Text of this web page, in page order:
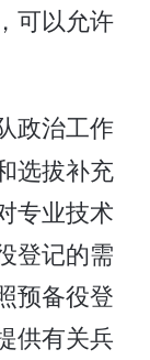
可以允许
政治工作
选拔补充
专业技术
登记的需
预备役登
供有关兵